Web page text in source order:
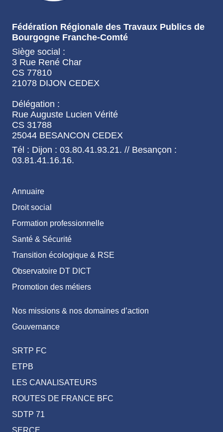
Fédération Régionale des Travaux Publics de
Bourgogne Franche-Comté
Siège social :
3 Rue René Char
CS 77810
21078 DIJON CEDEX
Délégation :
Rue Auguste Lucien Vérité
CS 31788
25044 BESANCON CEDEX
Tél : Dijon : 03.80.41.93.21. // Besançon :
03.81.41.16.16.
Annuaire
Droit social
Formation professionnelle
Santé & Sécurité
Transition écologique & RSE
Observatoire DT DICT
Promotion des métiers
Nos missions & nos domaines d’action
Gouvernance
SRTP FC
ETPB
LES CANALISATEURS
ROUTES DE FRANCE BFC
SDTP 71